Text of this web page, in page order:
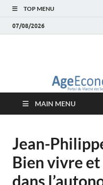
TOP MENU
07/08/2026
desMAIN MENU
Jean-
Bien vivre
dans